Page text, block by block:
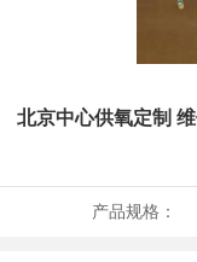
北京中心供氧定制
产品规格：